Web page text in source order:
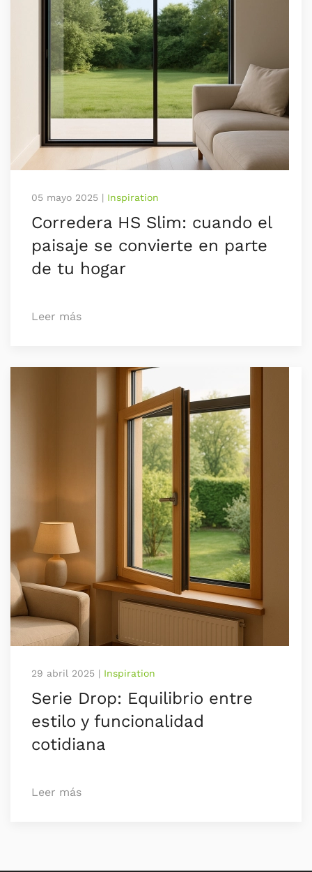
05 mayo 2025 | Inspiration
Corredera HS Slim: cuando el
paisaje se convierte en parte
de tu hogar
Leer más
29 abril 2025 | Inspiration
Serie Drop: Equilibrio entre
estilo y funcionalidad
cotidiana
Leer más